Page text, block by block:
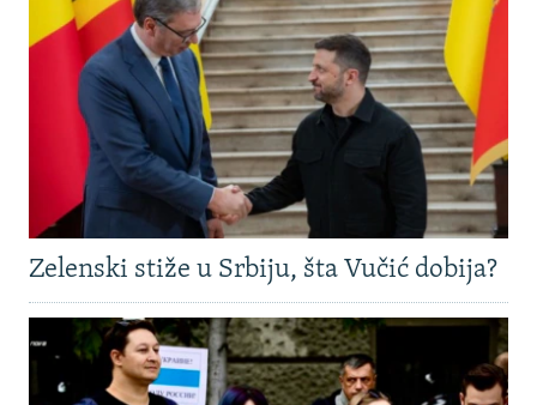
Zelenski stiže u Srbiju, šta Vučić dobija?